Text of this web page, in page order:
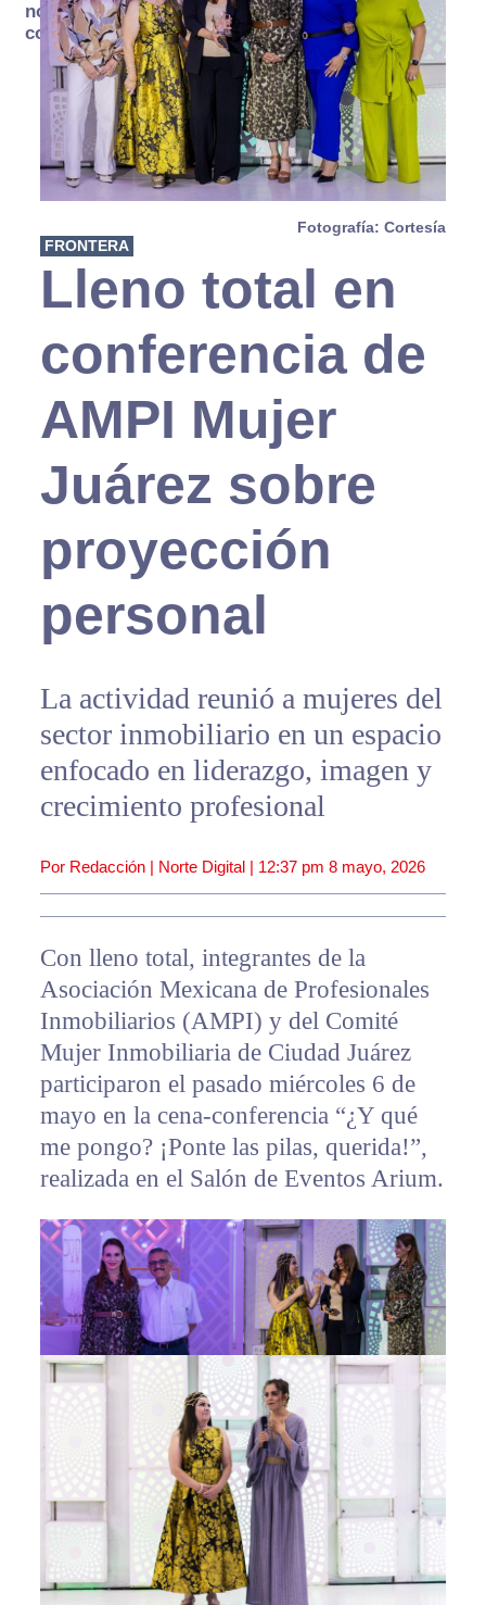
no se
consume
Fotografía: Cortesía
FRONTERA
Lleno total en
conferencia de
AMPI Mujer
Juárez sobre
proyección
personal
La actividad reunió a mujeres del
sector inmobiliario en un espacio
enfocado en liderazgo, imagen y
crecimiento profesional
Por Redacción | Norte Digital | 12:37 pm 8 mayo, 2026
Con lleno total, integrantes de la
Asociación Mexicana de Profesionales
Inmobiliarios (AMPI) y del Comité
Mujer Inmobiliaria de Ciudad Juárez
participaron el pasado miércoles 6 de
mayo en la cena-conferencia “¿Y qué
me pongo? ¡Ponte las pilas, querida!”,
realizada en el Salón de Eventos Arium.